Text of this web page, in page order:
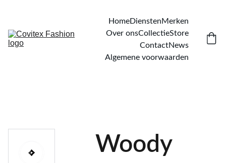
HomeDienstenMerken
Over onsCollectieStore
ContactNews
Algemene voorwaarden
Woody